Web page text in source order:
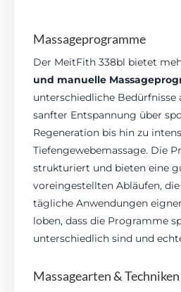
Massageprogramme
Der MeitFith 338bl bietet
und manuelle
unterschiedliche Bedürfnisse
sanfter Entspannung über
Regeneration bis hin zu
Tiefengewebemassage. Die
strukturiert und bieten eine
voreingestellten Abläufen,
tägliche Anwendungen
loben, dass die Programme
unterschiedlich sind und
Massagearten & Techniken